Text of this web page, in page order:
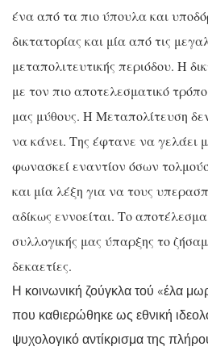
ένα από τα πιο ύπουλα και
δικτατορίας και μία από τις
μεταπολιτευτικής περιόδου. Η
με τον πιο αποτελεσματικό
μας μύθους. Η Μεταπολίτευση
να κάνει. Της έφτανε να γελάει
φωνασκεί εναντίον όσων
και μία λέξη για να τους
αδίκως εννοείται. Το
συλλογικής μας ύπαρξης το
δεκαετίες.
Η κοινωνική ζούγκλα τού «έλα
που καθιερώθηκε ως εθνική
ψυχολογικό αντίκρισμα της